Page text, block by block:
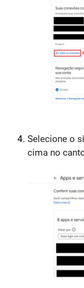
Selecione o
cima no